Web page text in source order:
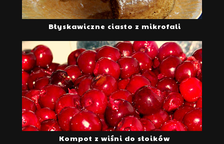
Błyskawiczne ciasto z mikrofali
Kompot z wiśni do słoików